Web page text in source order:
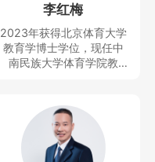
李红梅
2023年获得北京体育大学
教育学博士学位，现任中
南民族大学体育学院教
向。曾获得教学竞赛一等
奖，主持及参与完成科技
部重大专项1项和省部级项
目4项，发表SSCI、CSSC